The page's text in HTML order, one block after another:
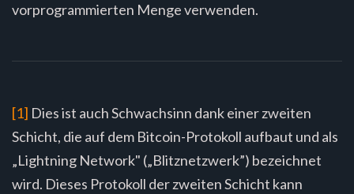
vorprogrammierten Menge verwenden.
[1] Dies ist auch Schwachsinn dank einer zweiten
Schicht, die auf dem Bitcoin-Protokoll aufbaut und als
„Lightning Network" („Blitznetzwerk”) bezeichnet
wird. Dieses Protokoll der zweiten Schicht kann